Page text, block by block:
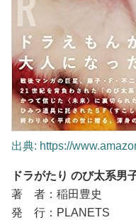
出典: https://
ドラがたり のび太系男
著 者：稲田豊史
発 行：PLANETS